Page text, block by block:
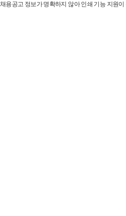
채용공고 정보가 명확하지 않아 인쇄 기능 지원이